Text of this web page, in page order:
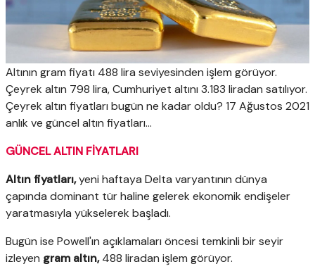
Altının gram fiyatı 488 lira seviyesinden işlem görüyor.
Çeyrek altın 798 lira, Cumhuriyet altını 3.183 liradan satılıyor.
Çeyrek altın fiyatları bugün ne kadar oldu? 17 Ağustos 2021
anlık ve güncel altın fiyatları...
GÜNCEL ALTIN FİYATLARI
Altın fiyatları,yeni haftaya Delta varyantının dünya
çapında dominant tür haline gelerek ekonomik endişeler
yaratmasıyla yükselerek başladı.
Bugün ise Powell'ın açıklamaları öncesi temkinli bir seyir
izleyen gram altın,488 liradan işlem görüyor.